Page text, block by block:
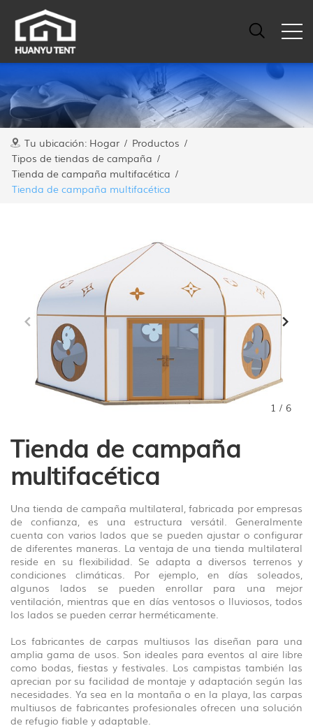
Tu ubicación: Hogar / Productos /
Tipos de tiendas de campaña /
Tienda de campaña multifacética /
Tienda de campaña multifacética
Tienda de campaña
multifacética
Una tienda de campaña multilateral, fabricada por empresas
de confianza, es una estructura versátil. Generalmente
cuenta con varios lados que se pueden ajustar o configurar
de diferentes maneras. La ventaja de una tienda multilateral
reside en su flexibilidad. Se adapta a diversos terrenos y
condiciones climáticas. Por ejemplo, en días soleados,
algunos lados se pueden enrollar para una mejor
ventilación, mientras que en días ventosos o lluviosos, todos
los lados se pueden cerrar herméticamente.
Los fabricantes de carpas multiusos las diseñan para una
amplia gama de usos. Son ideales para eventos al aire libre
como bodas, fiestas y festivales. Los campistas también las
aprecian por su facilidad de montaje y adaptación según las
necesidades. Ya sea en la montaña o en la playa, las carpas
multiusos de fabricantes profesionales ofrecen una solución
de refugio fiable y adaptable.
1 / 6